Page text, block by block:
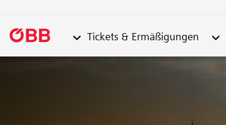
Untermenü von "Tickets &
Tickets & Ermäßigungen